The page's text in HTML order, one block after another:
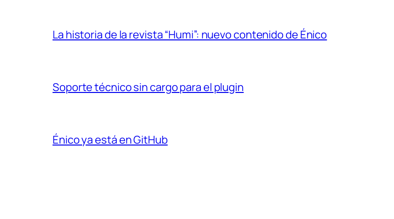
La historia de la revista “Humi”: nuevo contenido de Énico
Soporte técnico sin cargo para el plugin
Énico ya está en GitHub